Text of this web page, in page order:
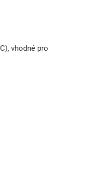
vhodné pro